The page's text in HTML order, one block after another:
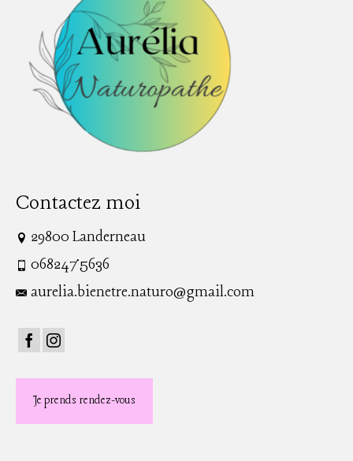
Contactez moi
29800 Landerneau
0682475636
aurelia.bienetre.naturo@gmail.com
Je prends rendez-vous